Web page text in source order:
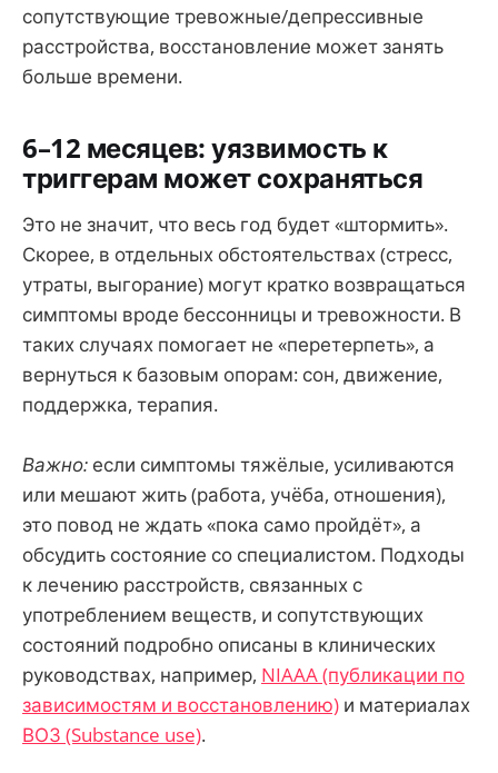
сопутствующие тревожные/депрессивные
расстройства, восстановление может занять
больше времени.
6–12 месяцев: уязвимость к
триггерам может сохраняться
Это не значит, что весь год будет «штормить».
Скорее, в отдельных обстоятельствах (стресс,
утраты, выгорание) могут кратко возвращаться
симптомы вроде бессонницы и тревожности. В
таких случаях помогает не «перетерпеть», а
вернуться к базовым опорам: сон, движение,
поддержка, терапия.
Важно: если симптомы тяжёлые, усиливаются
или мешают жить (работа, учёба, отношения),
это повод не ждать «пока само пройдёт», а
обсудить состояние со специалистом. Подходы
к лечению расстройств, связанных с
употреблением веществ, и сопутствующих
состояний подробно описаны в клинических
руководствах, например, NIAAA (публикации по
зависимостям и восстановлению) и материалах
ВОЗ (Substance use).